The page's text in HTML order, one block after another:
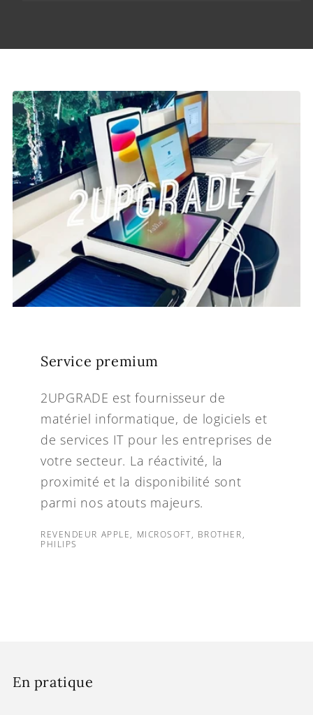
Service premium
2UPGRADE est fournisseur de
matériel informatique, de logiciels et
de services IT pour les entreprises de
votre secteur. La réactivité, la
proximité et la disponibilité sont
parmi nos atouts majeurs.
REVENDEUR APPLE, MICROSOFT, BROTHER,
PHILIPS
En pratique